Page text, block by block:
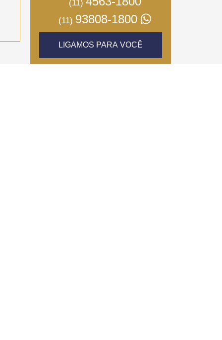
(11)
(11) 93808-1800
LIGAMOS PARA VOCÊ